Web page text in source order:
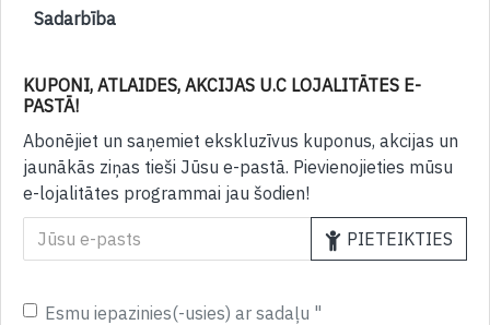
Sadarbība
KUPONI, ATLAIDES, AKCIJAS U.C LOJALITĀTES E-
PASTĀ!
Abonējiet un saņemiet ekskluzīvus kuponus, akcijas un
jaunākās ziņas tieši Jūsu e-pastā. Pievienojieties mūsu
e-lojalitātes programmai jau šodien!
PIETEIKTIES
Esmu iepazinies(-usies) ar sadaļu "